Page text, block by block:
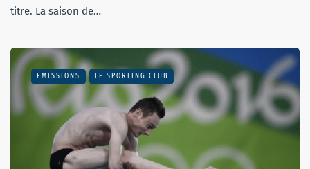
titre. La saison de…
EMISSIONS LE SPORTING CLUB